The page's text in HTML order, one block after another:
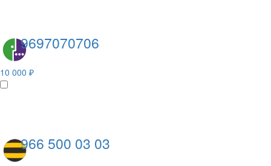
9697070706
10 000 ₽
966 500 03 03